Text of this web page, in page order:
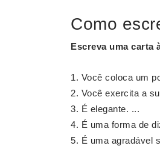
Como
Escreva uma carta
Você coloca um
Você exercita a
É elegante. ...
É uma forma de
É uma agradável